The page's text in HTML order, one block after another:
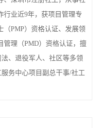
行业近9年，获项目管理专
（PMP）资格认证、发展领
管理（PMD）资格认证，擅
、退役军人、社区等多领
务中心项目副总干事/社工